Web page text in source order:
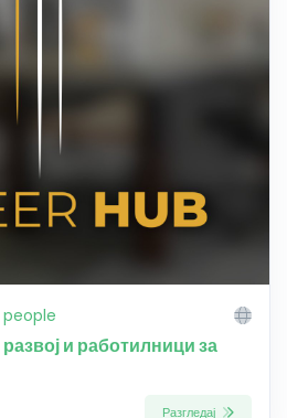
и работилници за
Разгледај